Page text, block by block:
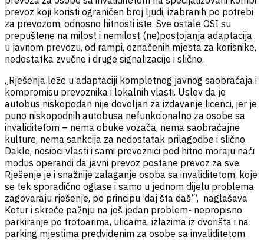
prevoz koji koristi ograničen broj ljudi, izabranih po potrebi
za prevozom, odnosno hitnosti iste. Sve ostale OSI su
prepuštene na milost i nemilost (ne)postojanja adaptacija
u javnom prevozu, od rampi, označenih mjesta za korisnike,
nedostatka zvučne i druge signalizacije i slično.
„Rješenja leže u adaptaciji kompletnog javnog saobraćaja i
kompromisu prevoznika i lokalnih vlasti. Uslov da je
autobus niskopodan nije dovoljan za izdavanje licenci, jer je
puno niskopodnih autobusa nefunkcionalno za osobe sa
invaliditetom – nema obuke vozača, nema saobraćajne
kulture, nema sankcija za nedostatak prilagodbe i slično.
Dakle, nosioci vlasti i sami prevoznici pod hitno moraju naći
modus operandi da javni prevoz postane prevoz za sve.
Rješenje je i snažnije zalaganje osoba sa invaliditetom, koje
se tek sporadično oglase i samo u jednom dijelu problema
zagovaraju rješenje, po principu ’daj šta daš’“, naglašava
Kotur i skreće pažnju na još jedan problem- nepropisno
parkiranje po trotoarima, ulicama, izlazima iz dvorišta i na
parking mjestima predviđenim za osobe sa invaliditetom.